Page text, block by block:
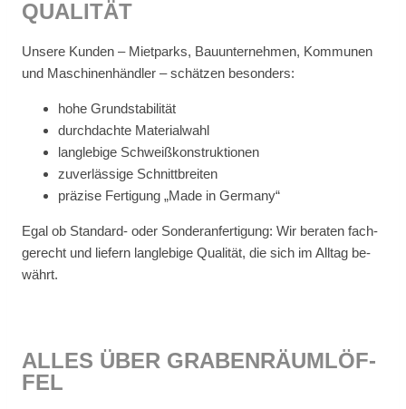
QUA­LI­TÄT
Un­se­re Kun­den – Miet­parks, Bau­un­ter­neh­men, Kom­mu­nen
und Ma­schi­nen­händ­ler – schät­zen be­son­ders:
hohe Grund­sta­bi­li­tät
durch­dach­te Ma­te­ri­al­wahl
lang­le­bi­ge Schweiß­kon­struk­tio­nen
zu­ver­läs­si­ge Schnitt­brei­ten
prä­zi­se Fer­ti­gung „Made in Ger­ma­ny“
Egal ob Stan­dard- oder Son­der­an­fer­ti­gung: Wir be­ra­ten fach­
ge­recht und lie­fern lang­le­bi­ge Qua­li­tät, die sich im All­tag be­
währt.
AL­LES ÜBER GRA­BEN­RÄUM­LÖF­
FEL